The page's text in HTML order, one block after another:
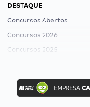
DESTAQUE
Concursos Abertos
Concursos 2026
Concursos 2025
Concurso Ibama
Concurso MPU